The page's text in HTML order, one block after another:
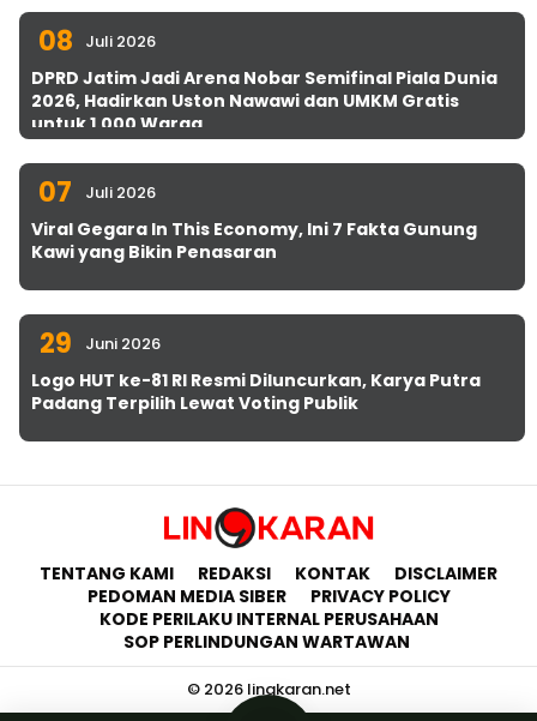
08 Juli 2026
DPRD Jatim Jadi Arena Nobar Semifinal Piala Dunia
2026, Hadirkan Uston Nawawi dan UMKM Gratis
untuk 1.000 Warga
07 Juli 2026
Viral Gegara In This Economy, Ini 7 Fakta Gunung
Kawi yang Bikin Penasaran
29 Juni 2026
Logo HUT ke-81 RI Resmi Diluncurkan, Karya Putra
Padang Terpilih Lewat Voting Publik
TENTANG KAMI REDAKSI KONTAK
DISCLAIMER
PEDOMAN MEDIA SIBER
PRIVACY POLICY
KODE PERILAKU INTERNAL PERUSAHAAN
SOP PERLINDUNGAN WARTAWAN
© 2026 lingkaran.net